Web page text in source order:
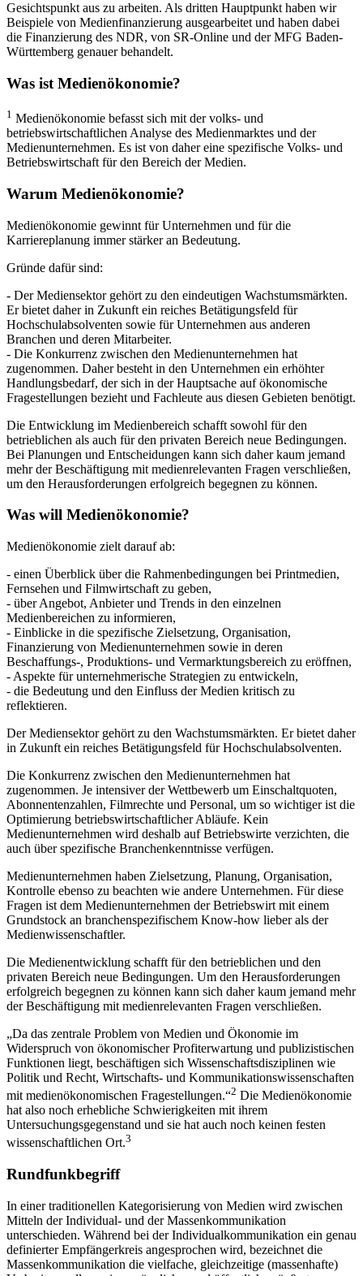
Gesichtspunkt aus zu arbeiten. Als dritten Hauptpunkt haben wir
Beispiele von Medienfinanzierung ausgearbeitet und haben dabei
die Finanzierung des NDR, von SR-Online und der MFG Baden-
Württemberg genauer behandelt.
Was ist Medienökonomie?
1 Medienökonomie befasst sich mit der volks- und
betriebswirtschaftlichen Analyse des Medienmarktes und der
Medienunternehmen. Es ist von daher eine spezifische Volks- und
Betriebswirtschaft für den Bereich der Medien.
Warum Medienökonomie?
Medienökonomie gewinnt für Unternehmen und für die
Karriereplanung immer stärker an Bedeutung.
Gründe dafür sind:
- Der Mediensektor gehört zu den eindeutigen Wachstumsmärkten.
Er bietet daher in Zukunft ein reiches Betätigungsfeld für
Hochschulabsolventen sowie für Unternehmen aus anderen
Branchen und deren Mitarbeiter.
- Die Konkurrenz zwischen den Medienunternehmen hat
zugenommen. Daher besteht in den Unternehmen ein erhöhter
Handlungsbedarf, der sich in der Hauptsache auf ökonomische
Fragestellungen bezieht und Fachleute aus diesen Gebieten benötigt.
Die Entwicklung im Medienbereich schafft sowohl für den
betrieblichen als auch für den privaten Bereich neue Bedingungen.
Bei Planungen und Entscheidungen kann sich daher kaum jemand
mehr der Beschäftigung mit medienrelevanten Fragen verschließen,
um den Herausforderungen erfolgreich begegnen zu können.
Was will Medienökonomie?
Medienökonomie zielt darauf ab:
- einen Überblick über die Rahmenbedingungen bei Printmedien,
Fernsehen und Filmwirtschaft zu geben,
- über Angebot, Anbieter und Trends in den einzelnen
Medienbereichen zu informieren,
- Einblicke in die spezifische Zielsetzung, Organisation,
Finanzierung von Medienunternehmen sowie in deren
Beschaffungs-, Produktions- und Vermarktungsbereich zu eröffnen,
- Aspekte für unternehmerische Strategien zu entwickeln,
- die Bedeutung und den Einfluss der Medien kritisch zu
reflektieren.
Der Mediensektor gehört zu den Wachstumsmärkten. Er bietet daher
in Zukunft ein reiches Betätigungsfeld für Hochschulabsolventen.
Die Konkurrenz zwischen den Medienunternehmen hat
zugenommen. Je intensiver der Wettbewerb um Einschaltquoten,
Abonnentenzahlen, Filmrechte und Personal, um so wichtiger ist die
Optimierung betriebswirtschaftlicher Abläufe. Kein
Medienunternehmen wird deshalb auf Betriebswirte verzichten, die
auch über spezifische Branchenkenntnisse verfügen.
Medienunternehmen haben Zielsetzung, Planung, Organisation,
Kontrolle ebenso zu beachten wie andere Unternehmen. Für diese
Fragen ist dem Medienunternehmen der Betriebswirt mit einem
Grundstock an branchenspezifischem Know-how lieber als der
Medienwissenschaftler.
Die Medienentwicklung schafft für den betrieblichen und den
privaten Bereich neue Bedingungen. Um den Herausforderungen
erfolgreich begegnen zu können kann sich daher kaum jemand mehr
der Beschäftigung mit medienrelevanten Fragen verschließen.
„Da das zentrale Problem von Medien und Ökonomie im
Widerspruch von ökonomischer Profiterwartung und publizistischen
Funktionen liegt, beschäftigen sich Wissenschaftsdisziplinen wie
Politik und Recht, Wirtschafts- und Kommunikationswissenschaften
mit medienökonomischen Fragestellungen.“2 Die Medienökonomie
hat also noch erhebliche Schwierigkeiten mit ihrem
Untersuchungsgegenstand und sie hat auch noch keinen festen
wissenschaftlichen Ort.3
Rundfunkbegriff
In einer traditionellen Kategorisierung von Medien wird zwischen
Mitteln der Individual- und der Massenkommunikation
unterschieden. Während bei der Individualkommunikation ein genau
definierter Empfängerkreis angesprochen wird, bezeichnet die
Massenkommunikation die vielfache, gleichzeitige (massenhafte)